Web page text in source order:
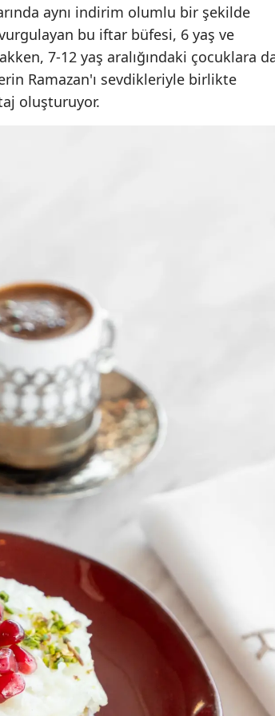
aynı indirim olumlu bir şekilde
bu iftar büfesi, 6 yaş ve
7-12 yaş aralığındaki çocuklara
Ramazan'ı sevdikleriyle birlikte
oluşturuyor.